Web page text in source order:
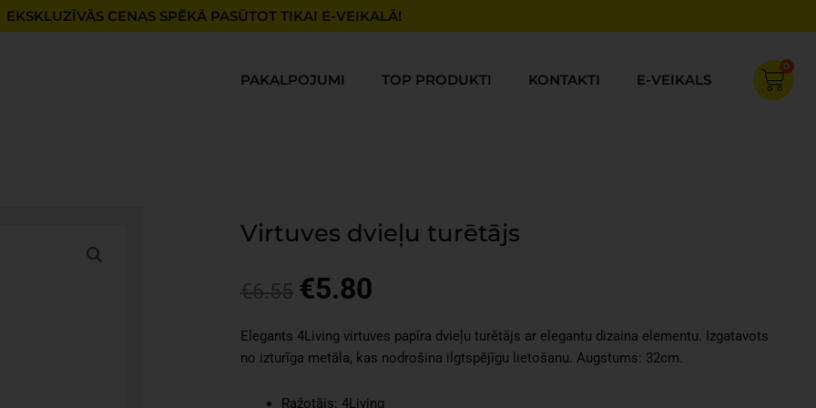
EKSKLUZĪVĀS CENAS SPĒKĀ PASŪTOT TIKAI E-VEIKALĀ!
PAKALPOJUMI TOP PRODUKTI KONTAKTI E-VEIKALS
0
Cart
Virtuves dvieļu turētājs
€6.55 Original
was:
€6.55.
€5.80
is:
€5.80.
Elegants 4Living virtuves papīra dvieļu turētājs ar elegantu dizaina elementu. Izgatavots
no izturīga metāla, kas nodrošina ilgtspējīgu lietošanu. Augstums: 32cm.
Ražotājs: 4Living